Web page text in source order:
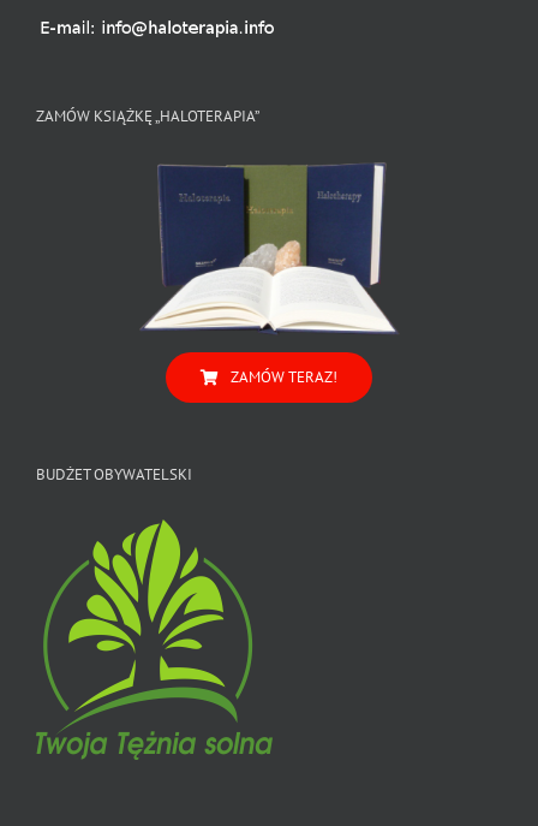
ZAMÓW KSIĄŻKĘ „HALOTERAPIA”
ZAMÓW TERAZ!
BUDŻET OBYWATELSKI